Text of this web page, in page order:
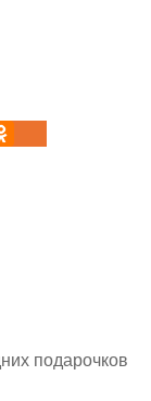
подарочков